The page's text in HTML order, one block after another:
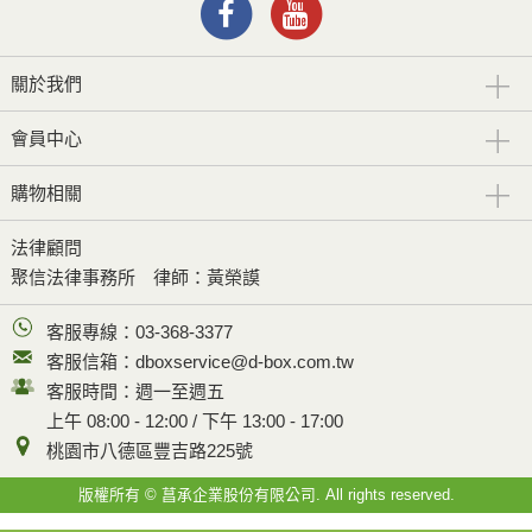
關於我們
會員中心
購物相關
法律顧問
聚信法律事務所
律師：黃榮謨
客服專線：03-368-3377
客服信箱：dboxservice@d-box.com.tw
客服時間：週一至週五
上午 08:00 - 12:00 / 下午 13:00 - 17:00
桃園市八德區豐吉路225號
版權所有 © 菖承企業股份有限公司. All rights reserved.